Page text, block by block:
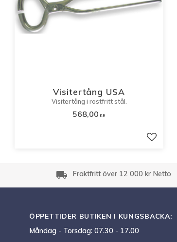
Visitertång USA
Visitertång i rostfritt stål.
568,00 KR
Lägg
local_shipping Fraktfritt över 12 000 kr Netto
ÖPPETTIDER BUTIKEN I KUNGSBACKA:
Måndag - Torsdag: 07.30 - 17.00